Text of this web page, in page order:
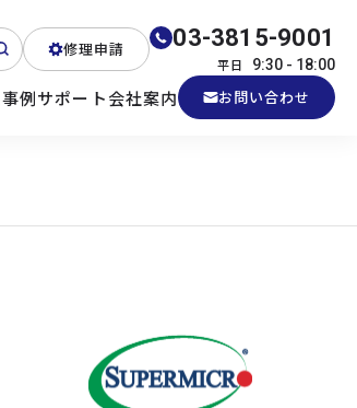
修理申請 03-3815-9001
平日 9:30 - 18:00
産業用PC
事例サポート会社案内 お問い合わせ